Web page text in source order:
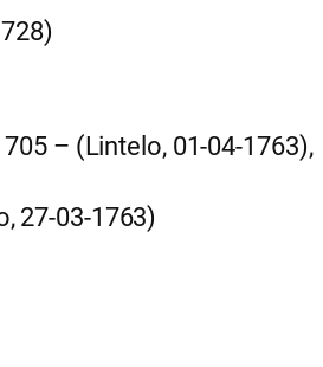
– (Lintelo, 01-04-1763),
27-03-1763)